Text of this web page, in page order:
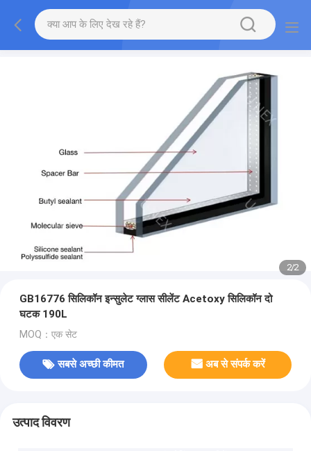
2/2
GB16776 सिलिकॉन इन्सुलेट ग्लास सीलेंट Acetoxy सिलिकॉन दो
घटक 190L
MOQ：एक सेट
सबसे अच्छी कीमत अब से संपर्क करें
उत्पाद विवरण